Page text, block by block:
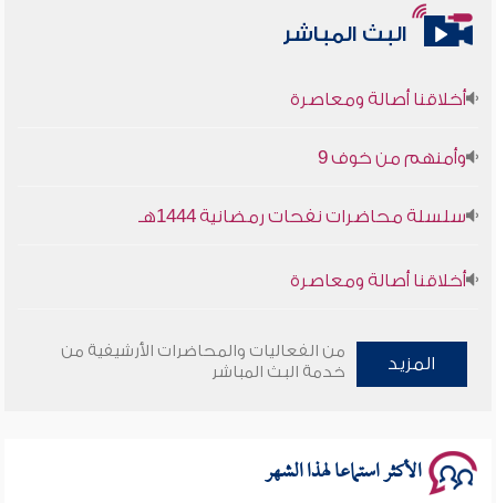
البث المباشر
سلسلة محاضرات نفحات رمضانية 1444هـ
المزيد
من الفعاليات والمحاضرات الأرشيفية من
خدمة البث المباشر
الأكثر استماعا لهذا الشهر